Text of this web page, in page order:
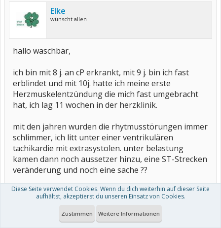
Elke
wünscht allen
hallo waschbär,
ich bin mit 8 j. an cP erkrankt, mit 9 j. bin ich fast
erblindet und mit 10j. hatte ich meine erste
Herzmuskelentzündung die mich fast umgebracht
hat, ich lag 11 wochen in der herzklinik.
mit den jahren wurden die rhytmusstörungen immer
schlimmer, ich litt unter einer ventrikulären
tachikardie mit extrasystolen. unter belastung
kamen dann noch aussetzer hinzu, eine ST-Strecken
veränderung und noch eine sache ??
ich hatte immer wieder probleme mit dem Herzen
und da in meiner familie gehäufte infarkte
vorkommen (Vater 4,Bruder 2, Mutter 1) hat mein
internist bei einer gezielten blutuntersuchung die
Diese Seite verwendet Cookies. Wenn du dich weiterhin auf dieser Seite
aufhältst, akzeptierst du unseren Einsatz von Cookies.
Zustimmen Weitere Informationen